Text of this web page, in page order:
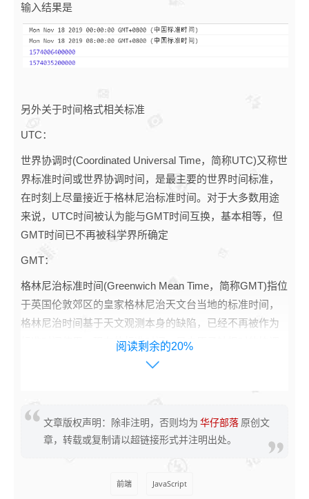
输入结果是
另外关于时间格式相关标准
UTC：
世界协调时(Coordinated Universal Time，简称UTC)又称世
界标准时间或世界协调时间，是最主要的世界时间标准，
在时刻上尽量接近于格林尼治标准时间。对于大多数用途
来说，UTC时间被认为能与GMT时间互换，基本相等，但
GMT时间已不再被科学界所确定
GMT：
格林尼治标准时间(Greenwich Mean Time，简称GMT)指位
于英国伦敦郊区的皇家格林尼治天文台当地的标准时间，
格林尼治时间基于天文观测本身的缺陷，已经不再被作为
标准时间使用。现在的标准时间，是由原子钟报时的协调
CST代表了4个不同的时间，每个时间和UTC之间的转换关
系如下：
中部标准时区(北美洲)，Central Standard Time，UT-6:00
澳洲中部时间，Central Standard Time，UT+9:30
阅读剩余的20%
文章版权声明：除非注明，否则均为 华仔部落 原创文
章，转载或复制请以超链接形式并注明出处。
前端 JavaScript